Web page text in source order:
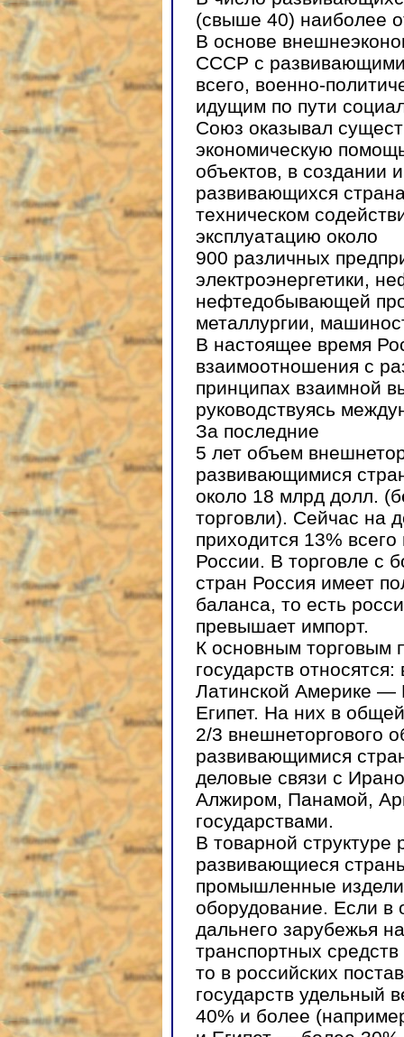
(свыше 40) наиболее
В основе
СССР с
всего, военно-
идущим по пути
Союз оказывал
экономическую
объектов, в создании
развивающихся
техническом
эксплуатацию около
900 различных
электроэнергетики,
нефтедобывающей
металлургии,
В настоящее время
взаимоотношения с
принципах взаимной
руководствуясь
За последние
5 лет объем
развивающимися
около 18 млрд долл.
торговли). Сейчас на
приходится 13%
России. В торговле с
стран Россия имеет
баланса, то есть
превышает импорт.
К основным торговым
государств
Латинской Америке
Египет. На них в
2/3 внешнеторгового
развивающимися
деловые связи с
Алжиром, Панамой,
государствами.
В товарной структуре
развивающиеся
промышленные
оборудование. Если в
дальнего зарубежья
транспортных
то в российских
государств удельный
40% и более